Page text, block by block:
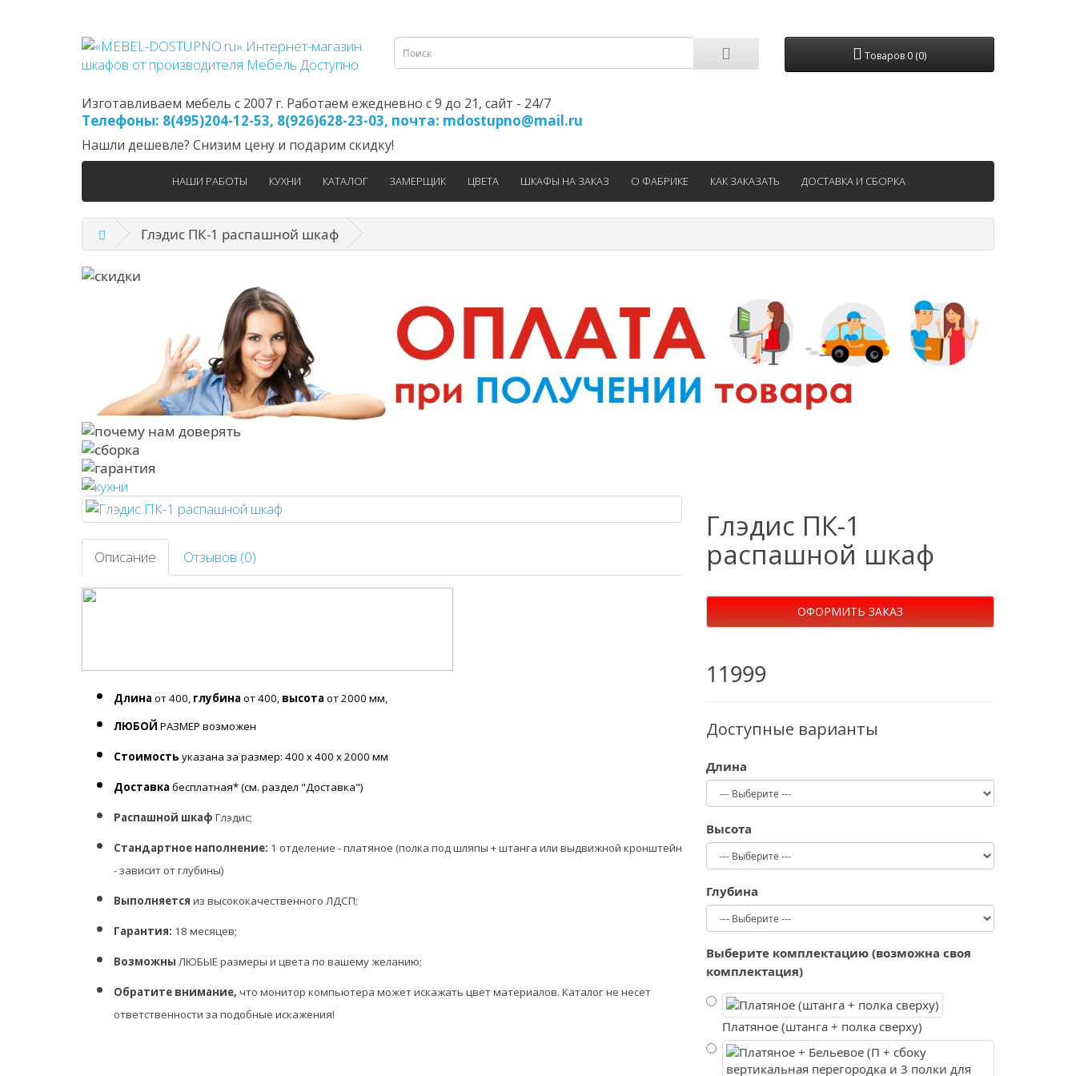
Товаров 0 (0)
Изготавливаем мебель с 2007 г. Работаем ежедневно с 9 до 21, cайт - 24/7
Телефоны: 8(495)204-12-53, 8(926)628-23-03, почта: mdostupno@mail.ru
Нашли дешевле? Снизим цену и подарим скидку!
НАШИ РАБОТЫ КУХНИ КАТАЛОГ ЗАМЕРЩИК ЦВЕТА ШКАФЫ НА ЗАКАЗ О ФАБРИКЕ КАК ЗАКАЗАТЬ ДОСТАВКА И СБОРКА
Глэдис ПК-1 распашной шкаф
Описание Отзывов (0)
Длина от 400, глубина от 400, высота от 2000 мм,
ЛЮБОЙ РАЗМЕР возможен
Стоимость указана за размер: 400 х 400 х 2000 мм
Доставка бесплатная* (см. раздел "Доставка")
Распашной шкаф Глэдис;
Стандартное наполнение: 1 отделение - платяное (полка под шляпы + штанга или выдвижной кронштейн
- зависит от глубины)
Выполняется из высококачественного ЛДСП;
Гарантия: 18 месяцев;
Возможны ЛЮБЫЕ размеры и цвета по вашему желанию;
Обратите внимание, что монитор компьютера может искажать цвет материалов. Каталог не несет
ответственности за подобные искажения!
Глэдис ПК-1
распашной шкаф
ОФОРМИТЬ ЗАКАЗ
11999
Доступные варианты
Длина
Высота
Глубина
Выберите комплектацию (возможна своя
комплектация)
Платяное (штанга + полка сверху)